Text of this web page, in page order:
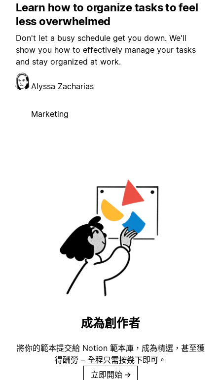
Learn how to organize tasks to feel
less overwhelmed
Don't let a busy schedule get you down. We'll
show you how to effectively manage your tasks
and stay organized at work.
Alyssa Zacharias
Marketing
成為創作者
將你的範本提交給 Notion 範本庫，成為精選，甚至獲
得酬勞 – 全程只需按幾下即可。
立即開始 →